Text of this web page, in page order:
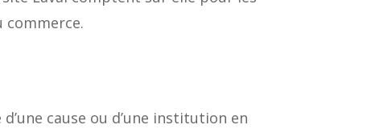
commerce.
cause ou d’une institution en